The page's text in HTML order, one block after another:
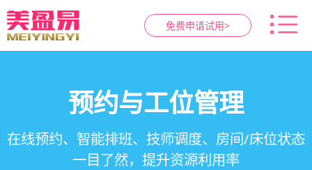
免费申请试用>
智慧养生馆管理系统
一站式解决养生馆预约、服务、会员、财务、营
销全流程数字化管理
会员营销&锁客
会员积分、套餐定制、精准营销、客户关怀，提
升复购率与客单价
预约与工位管理
在线预约、智能排班、技师调度、房间/床位状态
一目了然，提升资源利用率
健康档案与效果追踪
客户体质记录、服务方案执行、效果对比，数据
化展示服务价值